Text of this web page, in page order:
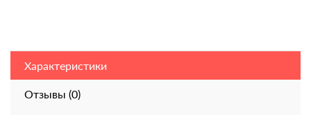
Характеристики
Отзывы (0)